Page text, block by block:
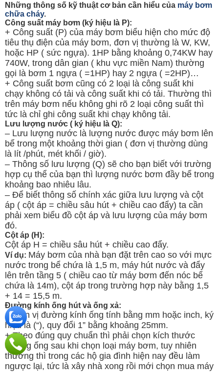
Những thông số kỹ thuật cơ bản cần hiểu của máy bơm
chữa cháy.
Công suất máy bơm (ký hiệu là P):
+ Công suất (P) của máy bơm biểu hiện cho mức độ
tiêu thụ điện của máy bơm, đơn vị thường là W, KW,
hoặc HP ( sức ngựa). 1HP bằng khoảng 0,74KW hay
740W, trong dân gian ( khu vực miền Nam) thường
gọi là bơm 1 ngựa ( =1HP) hay 2 ngựa ( =2HP)…
+ Công suất bơm cũng có 2 loại là công suất khi
chạy không có tải và công suất khi có tải. Thường thì
trên máy bơm nếu không ghi rõ 2 loại công suất thì
tức là chỉ ghi công suất khi chạy không tải.
Lưu lượng nước ( ký hiệu là Q):
– Lưu lượng nước là lượng nước được máy bơm lên
bể trong một khoảng thời gian ( đơn vị thường dùng
là lít /phút, mét khối / giờ).
– Thông số lưu lượng (Q) sẽ cho bạn biết với trường
hợp cụ thể của bạn thì lượng nước bơm đầy bể trong
khoảng bao nhiêu lâu.
– Để biết thông số chính xác giữa lưu lượng và cột
áp ( cột áp = chiều sâu hút + chiều cao đẩy) ta cần
phải xem biểu đồ cột áp và lưu lượng của máy bơm
đó.
Cột áp (H):
Cột áp H = chiều sâu hút + chiều cao đẩy.
Ví dụ: Máy bơm của nhà bạn đặt trên cao so với mực
nước trong bể chứa là 1,5 m, máy hút nước và đẩy
lên trên tầng 5 ( chiều cao từ máy bơm đến nóc bể
chứa là 14m), cột áp trong trường hợp này bằng 1,5
+ 14 = 15,5 m.
Đường kính ống hút và ống xả:
+ Đơn vị đường kính ống tính bằng mm hoặc inch, ký
hiệu là (“), quy đổi 1” bằng khoảng 25mm.
+ Theo đúng quy chuẩn thì phải chọn kích thước
đường ống sau khi chọn loại máy bơm, tuy nhiên
thường thì trong các hộ gia đình hiện nay đều làm
ngược lại, tức là xây nhà xong rồi mới chọn mua máy